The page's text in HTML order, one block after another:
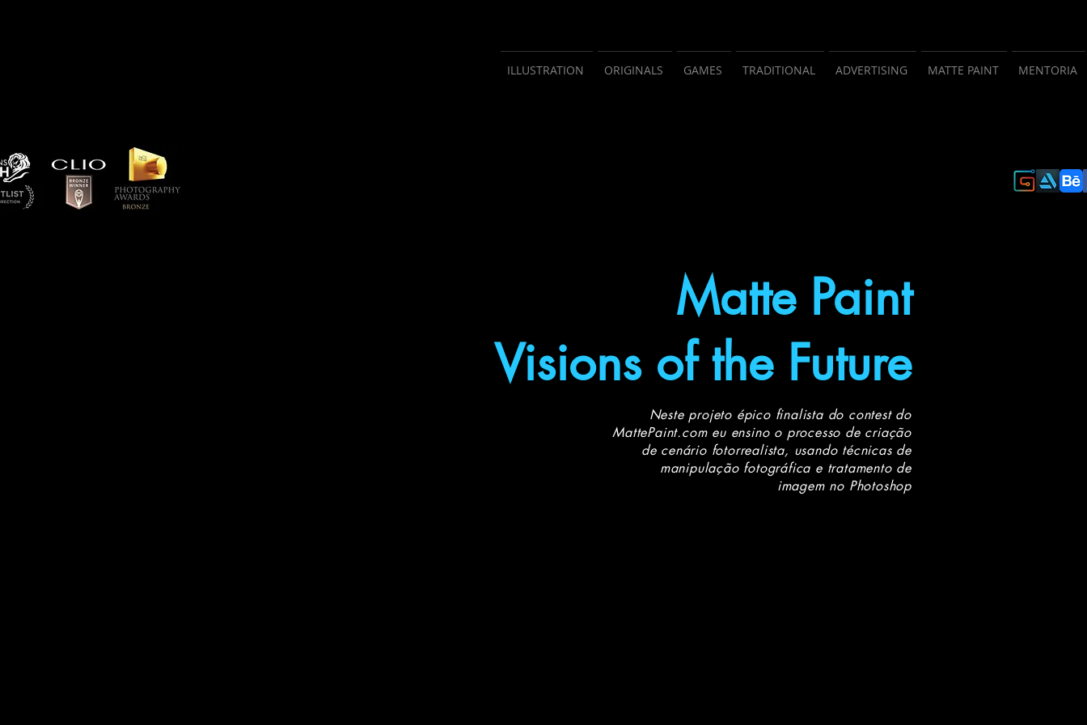
ILLUSTRATION ORIGINALS GAMES TRADITIONAL ADVERTISING MATTE PAINT MENTORIA
Matte Paint
Visions of the Future
Neste projeto épico finalista do contest do
MattePaint.com eu ensino o processo de criação
de cenário fotorrealista, usando técnicas de
manipulação fotográfica e tratamento de
imagem no Photoshop